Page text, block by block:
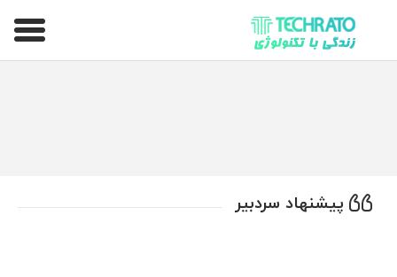
تکراتو – زندگی با تکنولوژی
پیشنهاد سردبیر